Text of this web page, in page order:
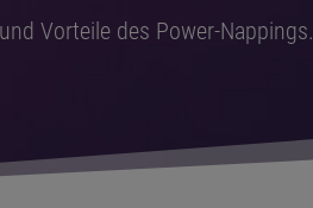
Vorteile des Power-Nappings.